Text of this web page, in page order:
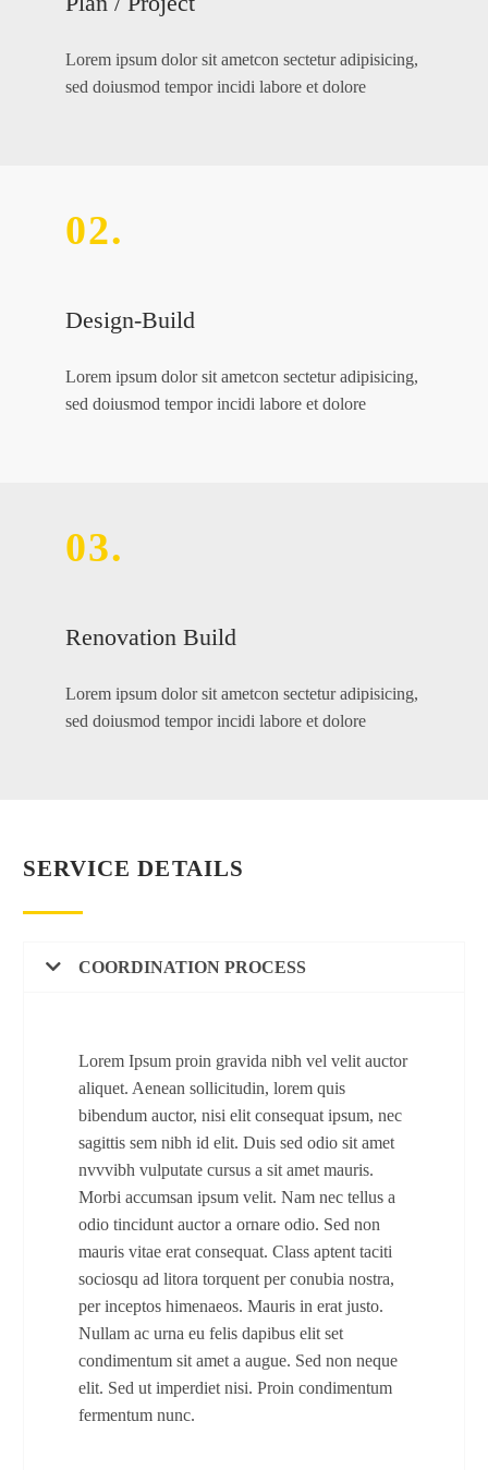
Lorem ipsum dolor sit ametcon sectetur adipisicing,
sed doiusmod tempor incidi labore et dolore
02.
Design-Build
Lorem ipsum dolor sit ametcon sectetur adipisicing,
sed doiusmod tempor incidi labore et dolore
03.
Renovation Build
Lorem ipsum dolor sit ametcon sectetur adipisicing,
sed doiusmod tempor incidi labore et dolore
SERVICE DETAILS
COORDINATION PROCESS
Lorem Ipsum proin gravida nibh vel velit auctor
aliquet. Aenean sollicitudin, lorem quis
bibendum auctor, nisi elit consequat ipsum, nec
sagittis sem nibh id elit. Duis sed odio sit amet
nvvvibh vulputate cursus a sit amet mauris.
Morbi accumsan ipsum velit. Nam nec tellus a
odio tincidunt auctor a ornare odio. Sed non
mauris vitae erat consequat. Class aptent taciti
sociosqu ad litora torquent per conubia nostra,
per inceptos himenaeos. Mauris in erat justo.
Nullam ac urna eu felis dapibus elit set
condimentum sit amet a augue. Sed non neque
elit. Sed ut imperdiet nisi. Proin condimentum
fermentum nunc.